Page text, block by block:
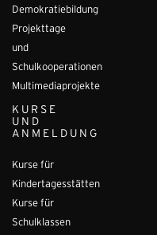
Demokratiebildung
Projekttage
und
Schulkooperationen
Multimediaprojekte
KURSE
UND
ANMELDUNG
Kurse für
Kindertagesstätten
Kurse für
Schulklassen